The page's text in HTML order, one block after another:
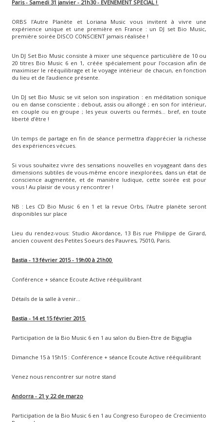
Paris - Samedi 31 janvier - 21h30 - EVENEMENT SPECIAL !
ORBS l’Autre Planète et Loriana Music vous invitent à vivre une
expérience unique et une première en France : un DJ set Bio Music,
première soirée DISCO CONSCIENT jamais réalisée !
Un DJ Set Bio Music consiste à mixer une séquence particulière de 10 ou
20 titres Bio Music 6 en 1, créée spécialement pour l'occasion afin de
maximiser le rééquilibrage et le voyage intérieur de chacun, en fonction
du lieu et de l’audience présente.
Un DJ set Bio Music se vit selon son inspiration : en méditation sonique
ou en danse consciente ; debout, assis ou allongé ; en son for intérieur,
en couple ou en groupe ; les yeux ouverts ou fermés… bref, en toute
liberté d’être !
Un temps de partage en fin de séance permettra d’apprécier la richesse
des expériences vécues.
Si vous souhaitez vivre des sensations nouvelles en voyageant dans des
dimensions subtiles de vous-même encore inexplorées, dans un état de
conscience augmentée, et de manière ludique, cette soirée est pour
vous ! Au plaisir de vous y rencontrer !
NB : Les CD Bio Music 6 en 1 et la revue Orbs, l'Autre planète seront
disponibles sur place
Lieu du rendez-vous: Studio Akordance, 13 Bis rue Philippe de Girard,
ancien couvent des Petites Soeurs des Pauvres, 75010, Paris.
Bastia - 13 février 2015 - 19h00 à 21h00
Conférence + séance Ecoute Active rééquilibrant
Détails de la salle à venir...
Bastia - 14 et 15 février 2015
Participation de la Bio Music 6 en 1 au salon du Bien-Etre de Biguglia
Dimanche 15 à 15h15 : Conférence + séance Ecoute Active rééquilibrant
Venez nous rencontrer sur notre stand
Andorra - 21 y 22 de marzo
Participation de la Bio Music 6 en 1 au Congreso Europeo de Crecimiento